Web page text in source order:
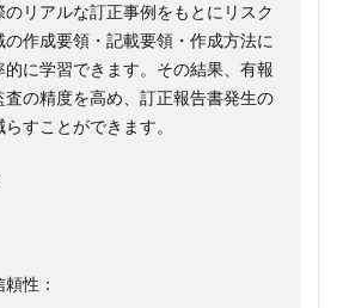
のリアルな訂正事例をもとにリスク
の作成要領・記載要領・作成方法に
的に学習できます。その結果、有報
査の精度を高め、訂正報告書発生の
らすことができます。
性：